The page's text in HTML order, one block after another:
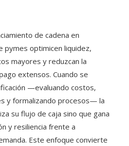
de cadena en
pymes optimicen liquidez,
mayores y reduzcan la
extensos. Cuando se
—evaluando costos,
y formalizando procesos— la
su flujo de caja sino que gana
y resiliencia frente a
Este enfoque convierte